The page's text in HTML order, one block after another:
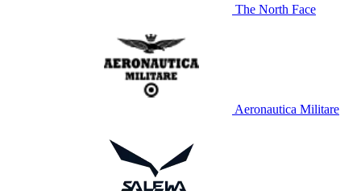
The North Face
Aeronautica Militare